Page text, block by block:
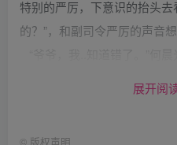
特别的严厉，下意识的抬头
的？”，和副司令严厉的声音想
展开阅
© 版权声明